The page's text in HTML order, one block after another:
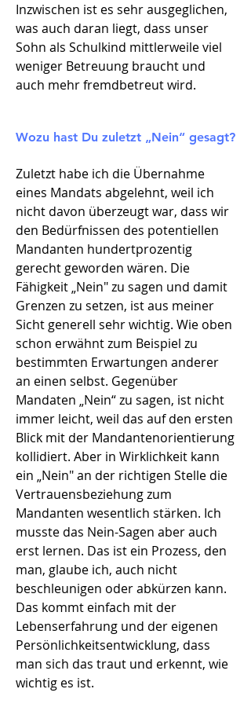
Inzwischen ist es sehr ausgeglichen,
was auch daran liegt, dass unser
Sohn als Schulkind mittlerweile viel
weniger Betreuung braucht und
auch mehr fremdbetreut wird.
Wozu hast Du zuletzt „Nein“ gesagt?
Zuletzt habe ich die Übernahme
eines Mandats abgelehnt, weil ich
nicht davon überzeugt war, dass wir
den Bedürfnissen des potentiellen
Mandanten hundertprozentig
gerecht geworden wären. Die
Fähigkeit „Nein" zu sagen und damit
Grenzen zu setzen, ist aus meiner
Sicht generell sehr wichtig. Wie oben
schon erwähnt zum Beispiel zu
bestimmten Erwartungen anderer
an einen selbst. Gegenüber
Mandaten „Nein“ zu sagen, ist nicht
immer leicht, weil das auf den ersten
Blick mit der Mandantenorientierung
kollidiert. Aber in Wirklichkeit kann
ein „Nein" an der richtigen Stelle die
Vertrauensbeziehung zum
Mandanten wesentlich stärken. Ich
musste das Nein-Sagen aber auch
erst lernen. Das ist ein Prozess, den
man, glaube ich, auch nicht
beschleunigen oder abkürzen kann.
Das kommt einfach mit der
Lebenserfahrung und der eigenen
Persönlichkeitsentwicklung, dass
man sich das traut und erkennt, wie
wichtig es ist.